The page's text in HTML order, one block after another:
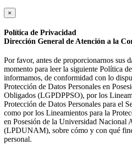
×
Política de Privacidad
Dirección General de Atención a la
Por favor, antes de proporcionarnos sus
momento para leer la siguiente Política
informamos, de conformidad con lo
Protección de Datos Personales en
Obligados (LGPDPPSO), por los
Protección de Datos Personales para el
como por los Lineamientos para la
en Posesión de la Universidad Nacional
(LPDUNAM), sobre cómo y con qué
personal.